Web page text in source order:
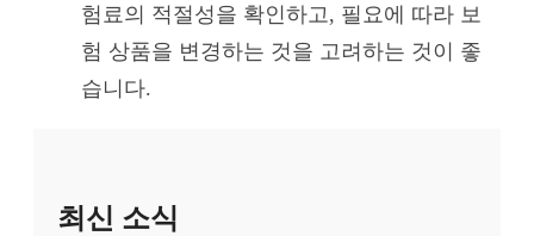
험료의 적절성을 확인하고, 필요에 따라 보
험 상품을 변경하는 것을 고려하는 것이 좋
습니다.
최신 소식